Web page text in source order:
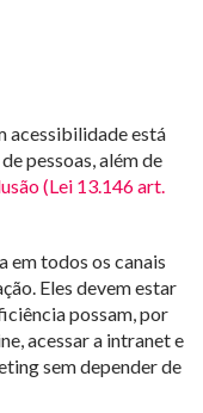
acessibilidade está
pessoas, além de
(Lei 13.146 art.
em todos os canais
Eles devem estar
possam, por
acessar a intranet e
sem depender de